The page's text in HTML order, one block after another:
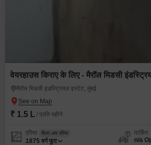
वेयरहाउस किराए के लिए - मैरॉल मिडसी
मैरॉल मिडसी इंडस्ट्रियल इस्टेट, मुंबई
₹ 1.5 L / प्रति महीने
एरिया बिल्ट-अप एरिया
1875 वर्ग फुट
पार्किंग
n/a